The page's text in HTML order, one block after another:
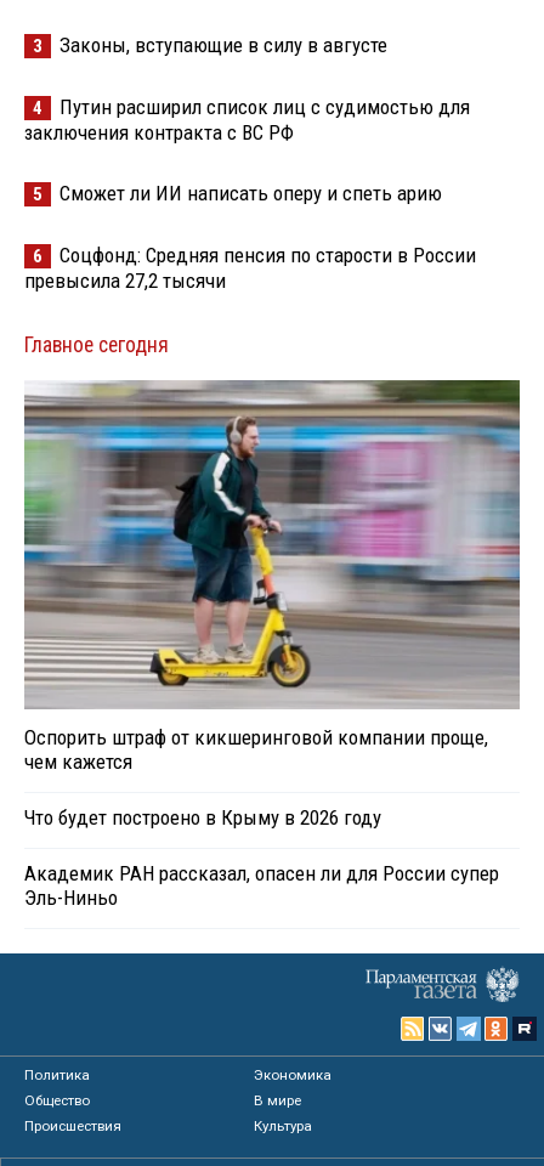
3 Законы, вступающие в силу в августе
4
Путин расширил список лиц с судимостью для
заключения контракта с ВС РФ
5 Сможет ли ИИ написать оперу и спеть арию
6
Соцфонд: Средняя пенсия по старости в России
превысила 27,2 тысячи
Главное сегодня
Оспорить штраф от кикшеринговой компании проще,
чем кажется
Что будет построено в Крыму в 2026 году
Академик РАН рассказал, опасен ли для России супер
Эль-Ниньо
Политика
Экономика
Общество
В мире
Происшествия
Культура